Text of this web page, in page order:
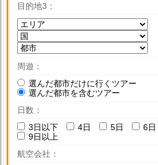
目的地3
周遊
選んだ都市だけに行くツアー
選んだ都市を含むツアー
日数
3日以下
4日 5日 6日
9日以上
航空会社